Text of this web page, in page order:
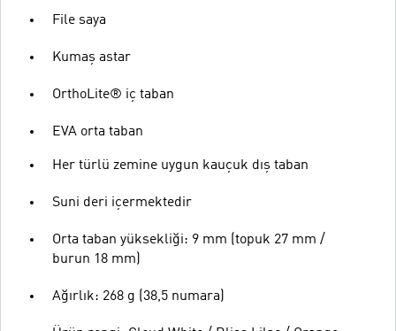
File saya
Kumaş astar
OrthoLite® iç taban
EVA orta taban
Her türlü zemine uygun kauçuk dış taban
Suni deri içermektedir
Orta taban yüksekliği: 9 mm (topuk 27 mm /
burun 18 mm)
Ağırlık: 268 g (38,5 numara)